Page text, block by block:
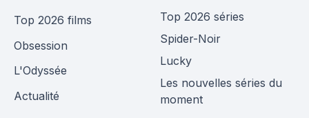
Top 2026 films
Obsession
L'Odyssée
Actualité
Top 2026 séries
Spider-Noir
Lucky
Les nouvelles séries du
moment